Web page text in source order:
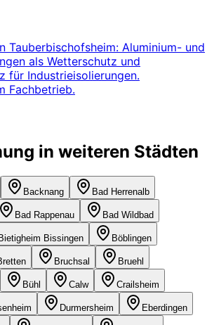
Tauberbischofsheim: Aluminium- und
als Wetterschutz und
für Industrieisolierungen.
Fachbetrieb.
in weiteren Städten
Backnang Bad Herrenalb
Bad Rappenau Bad Wildbad
Bietigheim Bissingen Böblingen
Bruchsal Bruehl
Bühl Calw Crailsheim
Durmersheim Eberdingen